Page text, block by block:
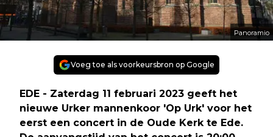
Panoramio
Voeg toe als voorkeursbron op Google
EDE - Zaterdag 11 februari 2023 geeft het
nieuwe Urker mannenkoor 'Op Urk' voor het
eerst een concert in de Oude Kerk te Ede.